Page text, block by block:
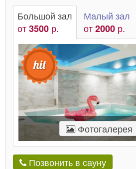
Большой зал
от3500 р.
Малый зал
от2000 р.
Фотогалерея
Позвонить в сауну